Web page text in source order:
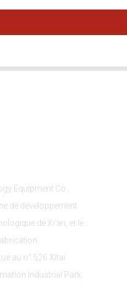
Equipment Co.,
de développement
de Xi'an, et le
au n° 526 Xitai
Industrial Park,